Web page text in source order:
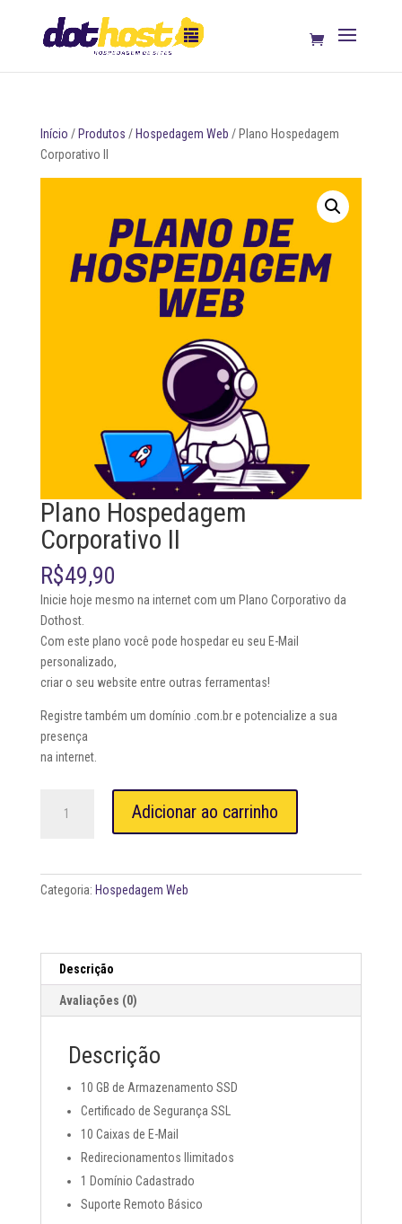
Início / Produtos / Hospedagem Web / Plano Hospedagem
Corporativo II
Plano Hospedagem
Corporativo II
R$49,90
Inicie hoje mesmo na internet com um Plano Corporativo da
Dothost.
Com este plano você pode hospedar eu seu E-Mail
personalizado,
criar o seu website entre outras ferramentas!
Registre também um domínio .com.br e potencialize a sua
presença
na internet.
Hospedagem
quantidade
Adicionar ao carrinho
Categoria: Hospedagem Web
Descrição
Avaliações (0)
Descrição
10 GB de Armazenamento SSD
Certificado de Segurança SSL
10 Caixas de E-Mail
Redirecionamentos Ilimitados
1 Domínio Cadastrado
Suporte Remoto Básico